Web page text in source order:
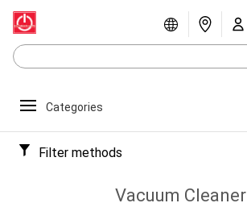
Categories
Filter methods
Vacuum Cleaner